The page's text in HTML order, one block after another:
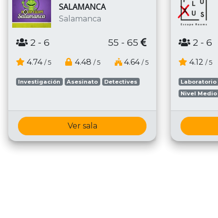
SALAMANCA
Salamanca
2 - 6 55 - 65
4.74 / 5 4.48 / 5 4.64 / 5
Investigación Asesinato Detectives
Ver sala
2 - 6
4.12 / 5
Laboratorio
Nivel Medio